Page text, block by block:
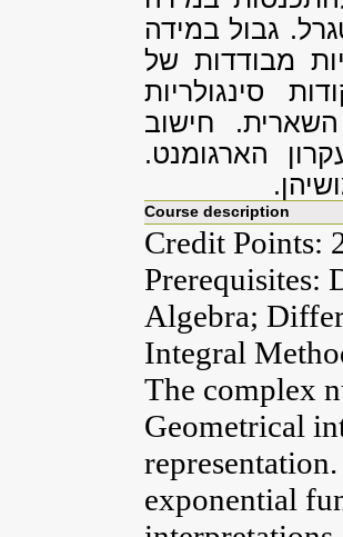
גבול במידה
מבודדות של
סינגולריות
חישוב
הארגומנט.
Course description
Credit Points:
Prerequisites:
Algebra;
Integral
The complex
Geometrical
exponential